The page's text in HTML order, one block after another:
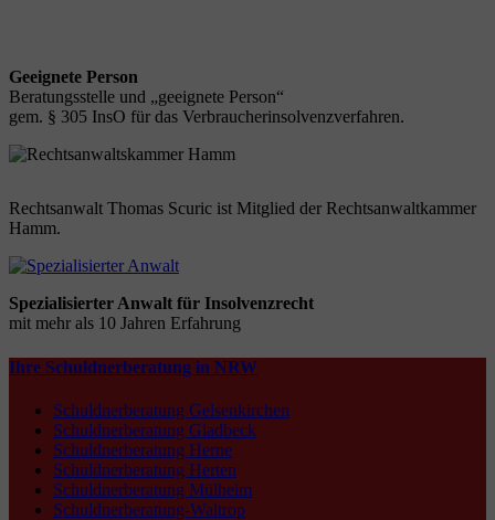
Geeignete Person
Beratungsstelle und „geeignete Person“
gem. § 305 InsO für das Verbraucherinsolvenzverfahren.
Rechtsanwalt Thomas Scuric ist Mitglied der Rechtsanwaltkammer
Hamm.
Spezialisierter Anwalt für Insolvenzrecht
mit mehr als 10 Jahren Erfahrung
Ihre Schuldnerberatung in NRW
Schuldnerberatung Gelsenkirchen
Schuldnerberatung Gladbeck
Schuldnerberatung Herne
Schuldnerberatung Herten
Schuldnerberatung Mülheim
Schuldnerberatung-Waltrop